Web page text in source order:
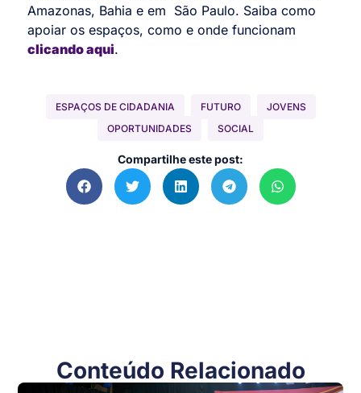
Amazonas, Bahia e em São Paulo. Saiba como
apoiar os espaços, como e onde funcionam
clicando aqui.
ESPAÇOS DE CIDADANIA FUTURO
JOVENS
OPORTUNIDADES
SOCIAL
Compartilhe este post:
Conteúdo Relacionado